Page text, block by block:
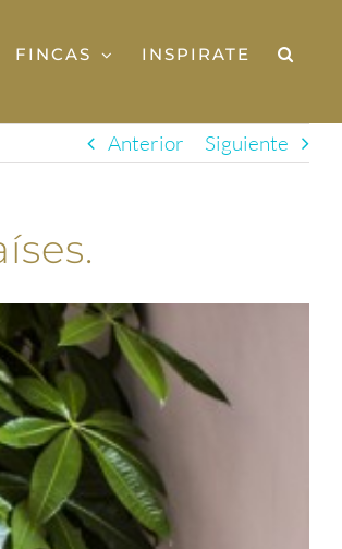
FINCAS INSPIRATE
Anterior Siguiente